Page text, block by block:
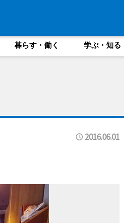
暮らす・働く 学ぶ・知る
2016.06.01